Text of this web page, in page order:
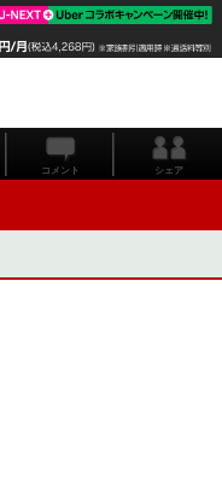
コメント シェア